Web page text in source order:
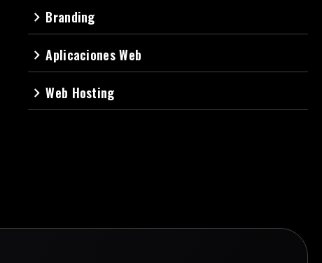
navigate_next Branding
navigate_nextAplicaciones Web
navigate_nextWeb Hosting